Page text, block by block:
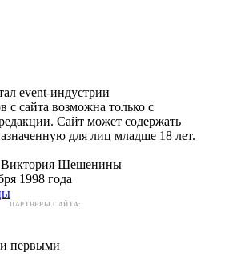
event-индустрии
с сайта возможна только с
Сайт может содержать
для лиц младше 18 лет.
Виктория Шешенины
1998 года
ПАРТНЕРЫ САЙТА:
первыми